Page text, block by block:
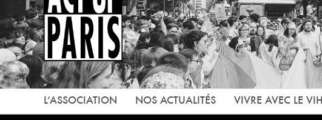
L’ASSOCIATION NOS ACTUALITÉS VIVRE AVEC LE VIH